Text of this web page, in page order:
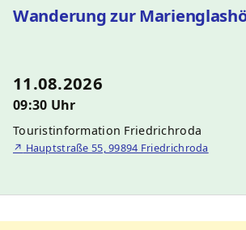
11.08.2026
09:30 Uhr
Touristinformation Friedrichroda
↗ Hauptstraße 55, 99894 Friedrichroda
Wanderung zur